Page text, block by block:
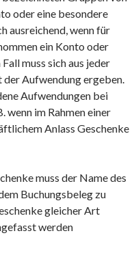
oder eine besondere
ausreichend, wenn für
ein Konto oder
muss sich aus jeder
Aufwendung ergeben.
Aufwendungen bei
wenn im Rahmen einer
Anlass Geschenke
muss der Name des
Buchungsbeleg zu
gleicher Art
werden